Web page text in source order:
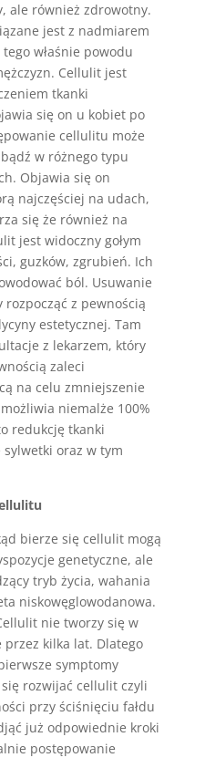
ale również zdrowotny.
jest z nadmiarem
właśnie powodu
Cellulit jest
tkanki
się on u kobiet po
cellulitu może
w różnego typu
Objawia się on
najczęściej na udach,
się że również na
jest widoczny gołym
guzków, zgrubień. Ich
ból. Usuwanie
z pewnością
estetycznej. Tam
z lekarzem, który
zaleci
na celu zmniejszenie
niemalże 100%
redukcję tkanki
sylwetki oraz w tym
bierze się cellulit mogą
genetyczne, ale
tryb życia, wahania
niskowęglowodanowa.
nie tworzy się w
kilka lat. Dlatego
symptomy
rozwijać cellulit czyli
przy ściśnięciu fałdu
już odpowiednie kroki
postępowanie